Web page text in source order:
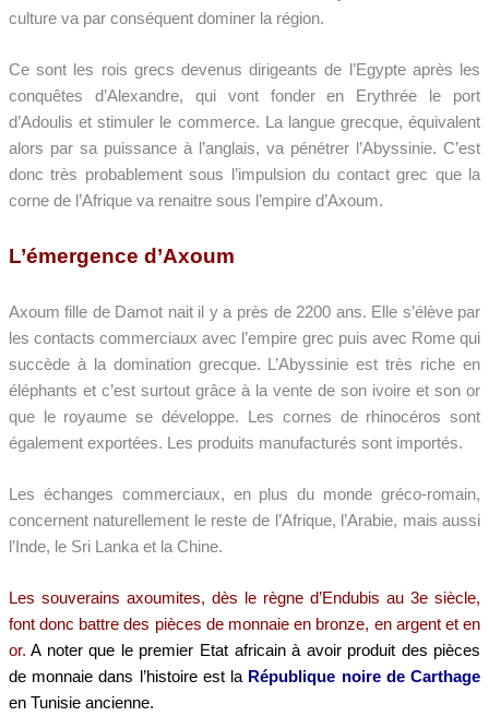
culture va par conséquent dominer la région.
Ce sont les rois grecs devenus dirigeants de l’Egypte après les
conquêtes d’Alexandre, qui vont fonder en Erythrée le port
d’Adoulis et stimuler le commerce. La langue grecque, équivalent
alors par sa puissance à l’anglais, va pénétrer l’Abyssinie. C’est
donc très probablement sous l’impulsion du contact grec que la
corne de l’Afrique va renaitre sous l’empire d’Axoum.
L’émergence d’Axoum
Axoum fille de Damot nait il y a près de 2200 ans. Elle s’élève par
les contacts commerciaux avec l’empire grec puis avec Rome qui
succède à la domination grecque. L’Abyssinie est très riche en
éléphants et c’est surtout grâce à la vente de son ivoire et son or
que le royaume se développe. Les cornes de rhinocéros sont
également exportées. Les produits manufacturés sont importés.
Les échanges commerciaux, en plus du monde gréco-romain,
concernent naturellement le reste de l’Afrique, l’Arabie, mais aussi
l’Inde, le Sri Lanka et la Chine.
Les souverains axoumites, dès le règne d’Endubis au 3e siècle,
font donc battre des pièces de monnaie en bronze, en argent et en
or.A noter que le premier Etat africain à avoir produit des pièces
de monnaie dans l’histoire est la République noire de Carthage
en Tunisie ancienne.